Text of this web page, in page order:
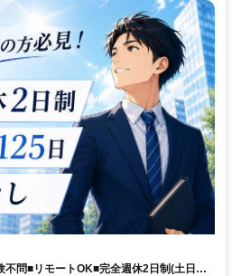
不問■リモートOK■完全週休2日制(土日